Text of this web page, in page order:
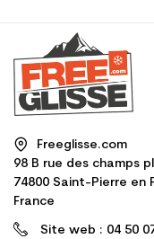
Freeglisse.com
98 B rue des champs
74800 Saint-Pierre en
France
Site web : 04 50